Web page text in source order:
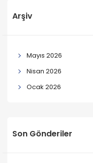
Arşiv
Mayıs 2026
Nisan 2026
Ocak 2026
Son Gönderiler